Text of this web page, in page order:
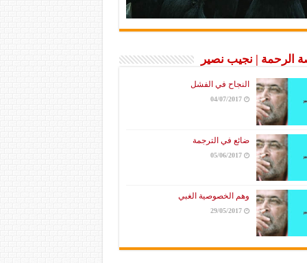
الرحمة | نجيب نصير
النجاح في الفشل
04/07/2017
ضائع في الترجمة
05/06/2017
وهم الخصوصية الغبي
29/05/2017